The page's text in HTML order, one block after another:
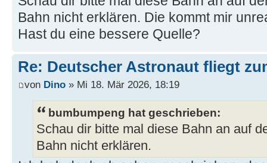
Bahn nicht erklären. Die kommt mir
Hast du eine bessere Quelle?
Re: Deutscher Astronaut fliegt
von Dino » Mi 18. Mär 2026, 18:19
bumbumpeng hat geschrieben:
Schau dir bitte mal diese Bahn an auf
Bahn nicht erklären.